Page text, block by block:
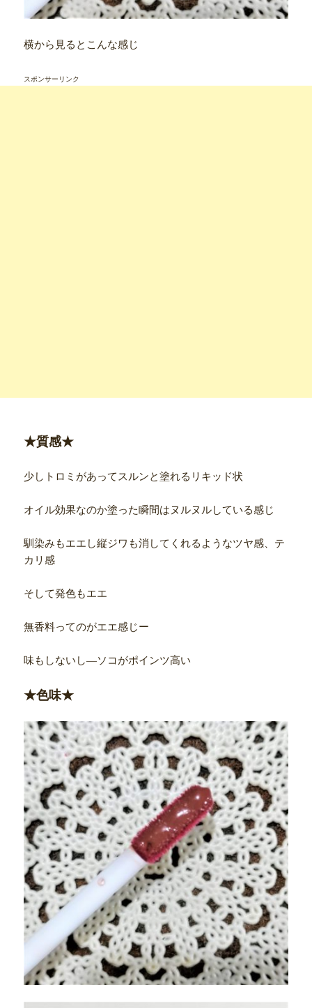
横から見るとこんな感じ
スポンサーリンク
★質感★
少しトロミがあってスルンと塗れるリキッド状
オイル効果なのか塗った瞬間はヌルヌルしている感じ
馴染みもエエし縦ジワも消してくれるようなツヤ感、テ
カリ感
そして発色もエエ
無香料ってのがエエ感じー
味もしないし―ソコがポインツ高い
★色味★